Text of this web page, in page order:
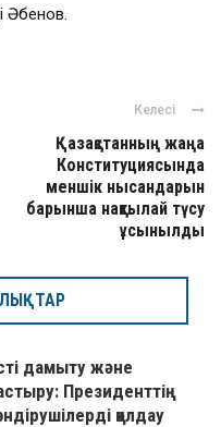
Әбенов.
Келесі
Қазақстанның жаңа
Конституциясында
меншік нысандарын
барынша нақтылай түсу
ұсынылды
дамыту және
Президенттің
қолдау